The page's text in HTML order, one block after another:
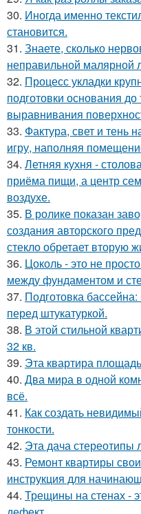
30. Иногда именно
становится.
31. Знаете, сколько
неправильной малярной
32. Процесс укладки
подготовки основания до
выравнивания
33. Фактура, свет и тень
игру, наполняя
34. Летняя кухня -
приёма пищи, а центр
воздухе.
35. В ролике показан
создания авторского
стекло обретает вторую
36. Цоколь - это не
между фундаментом и
37. Подготовка
перед штукатуркой.
38. В этой стильной
32 кв.
39. Эта квартира
40. Два мира в одной
всё.
41. Как создать
тонкости.
42. Эта дача стереотипы
43. Ремонт квартиры
инструкция для
44. Трещины на стенах -